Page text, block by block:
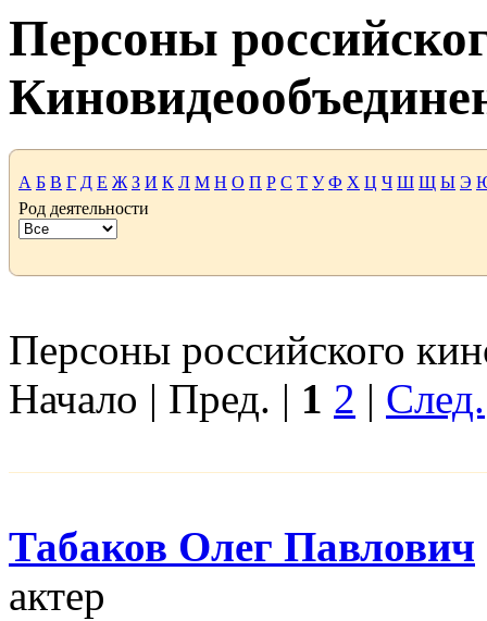
Персоны
А Б В Г Д Е Ж З И К Л М Н О П Р С Т У Ф Х Ц Ч Ш Щ Ы Э
Род деятельности
Персоны российского
Начало | Пред. | 1 2 | След.
Табаков Олег Павлович
актер